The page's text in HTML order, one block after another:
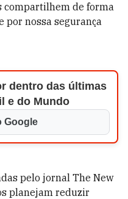
compartilhem de forma
por nossa segurança
dentro das últimas
e do Mundo
Google
pelo jornal The New
planejam reduzir